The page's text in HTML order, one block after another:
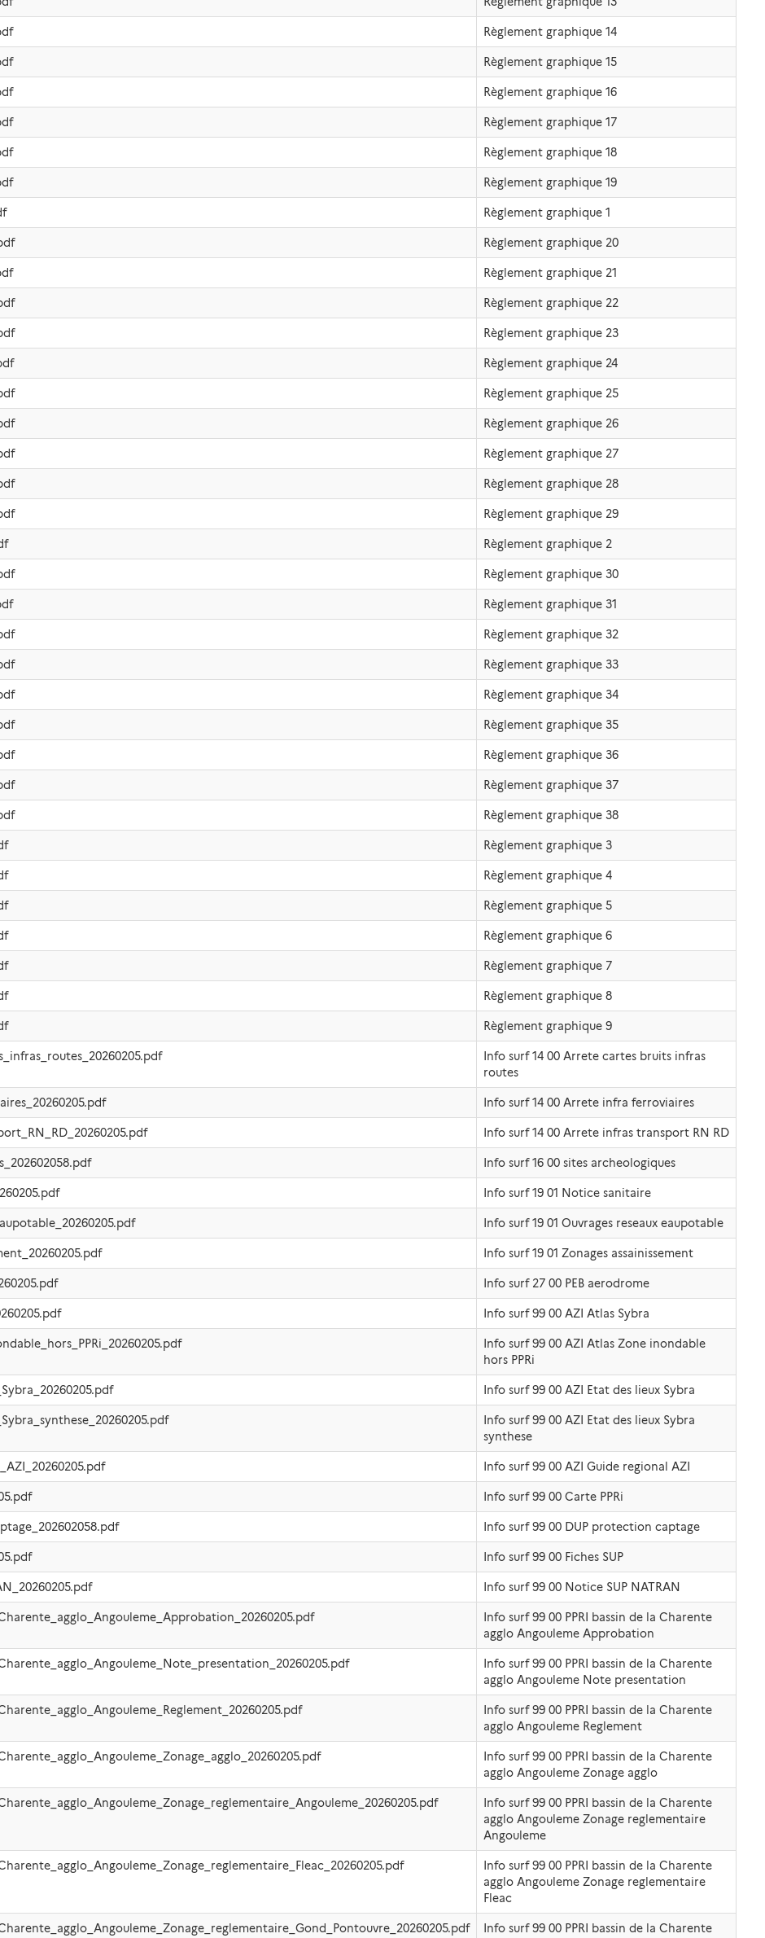
Règlement graphique 14
Règlement graphique 15
Règlement graphique 16
Règlement graphique 17
Règlement graphique 18
Règlement graphique 19
Règlement graphique 1
Règlement graphique 20
Règlement graphique 21
Règlement graphique 22
Règlement graphique 23
Règlement graphique 24
Règlement graphique 25
Règlement graphique 26
Règlement graphique 27
Règlement graphique 28
Règlement graphique 29
Règlement graphique 2
Règlement graphique 30
Règlement graphique 31
Règlement graphique 32
Règlement graphique 33
Règlement graphique 34
Règlement graphique 35
Règlement graphique 36
Règlement graphique 37
Règlement graphique 38
Règlement graphique 3
Règlement graphique 4
Règlement graphique 5
Règlement graphique 6
Règlement graphique 7
Règlement graphique 8
Règlement graphique 9
Info surf 14 00 Arrete cartes bruits infras
routes
Info surf 14 00 Arrete infra ferroviaires
Info surf 14 00 Arrete infras transport RN RD
Info surf 16 00 sites archeologiques
Info surf 19 01 Notice sanitaire
Info surf 19 01 Ouvrages reseaux eaupotable
Info surf 19 01 Zonages assainissement
Info surf 27 00 PEB aerodrome
Info surf 99 00 AZI Atlas Sybra
Info surf 99 00 AZI Atlas Zone inondable
hors PPRi
Info surf 99 00 AZI Etat des lieux Sybra
Info surf 99 00 AZI Etat des lieux Sybra
synthese
Info surf 99 00 AZI Guide regional AZI
Info surf 99 00 Carte PPRi
Info surf 99 00 DUP protection captage
Info surf 99 00 Fiches SUP
Info surf 99 00 Notice SUP NATRAN
Info surf 99 00 PPRI bassin de la Charente
agglo Angouleme Approbation
Info surf 99 00 PPRI bassin de la Charente
agglo Angouleme Note presentation
Info surf 99 00 PPRI bassin de la Charente
agglo Angouleme Reglement
Info surf 99 00 PPRI bassin de la Charente
agglo Angouleme Zonage agglo
Info surf 99 00 PPRI bassin de la Charente
agglo Angouleme Zonage reglementaire
Angouleme
Info surf 99 00 PPRI bassin de la Charente
agglo Angouleme Zonage reglementaire
Fleac
Info surf 99 00 PPRI bassin de la Charente